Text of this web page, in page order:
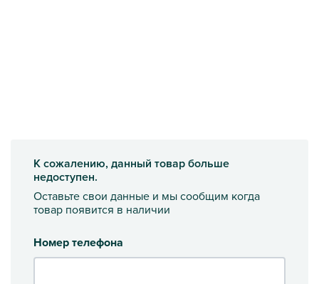
К сожалению, данный товар больше
недоступен.
Оставьте свои данные и мы сообщим когда
товар появится в наличии
Номер телефона